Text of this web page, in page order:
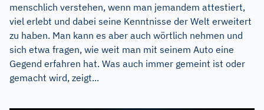
menschlich verstehen, wenn man jemandem attestiert,
viel erlebt und dabei seine Kenntnisse der Welt erweitert
zu haben. Man kann es aber auch wörtlich nehmen und
sich etwa fragen, wie weit man mit seinem Auto eine
Gegend erfahren hat. Was auch immer gemeint ist oder
gemacht wird, zeigt...